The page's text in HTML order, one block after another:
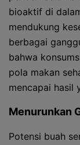
bioaktif di
mendukung
berbagai
bahwa
pola makan
mencapai hasil
Menurunkan
Potensi buah